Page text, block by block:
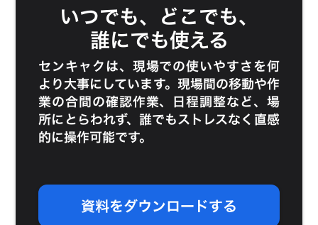
いつでも、どこでも、
誰にでも使える
センキャクは、現場での使いやすさを何
より大事にしています。現場間の移動や作
業の合間の確認作業、日程調整など、場
所にとらわれず、誰でもストレスなく直感
的に操作可能です。
資料をダウンロードする